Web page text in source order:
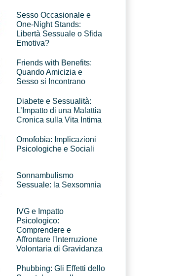
Sesso Occasionale e
One-Night Stands:
Libertà Sessuale o Sfida
Emotiva?
Friends with Benefits:
Quando Amicizia e
Sesso si Incontrano
Diabete e Sessualità:
L’Impatto di una Malattia
Cronica sulla Vita Intima
Omofobia: Implicazioni
Psicologiche e Sociali
Sonnambulismo
Sessuale: la Sexsomnia
IVG e Impatto
Psicologico:
Comprendere e
Affrontare l'Interruzione
Volontaria di Gravidanza
Phubbing: Gli Effetti dello